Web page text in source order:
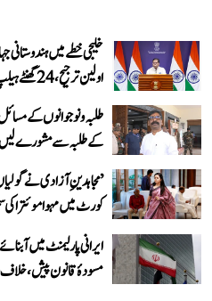
خلیجی خطے میں
اولین ترجیح، 24 گھنٹے ہیلپ لائن فعال: وزارتِ خارجہ
طلبہ و نوجوانوں کے
کے طلبہ سے مشورے
’مجاہدینِ آزادی نے
کورٹ میں مہوا موئترا
ایرانی پارلیمنٹ میں
مسودۂ قانون پیش، خلاف